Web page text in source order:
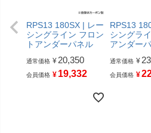
RPS13 180SX | レー
シングライン フロン
トアンダーパネル
通常価格 ¥ 20,350
会員価格 ¥ 19,332
RPS13
シングラ
アンダー
通常価格 ¥
会員価格 ¥